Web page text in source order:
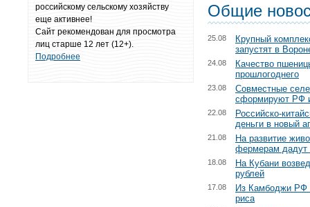
Общие
Крупный
запустят в
25.08
Качество
прошлогоднего
24.08
Совместные
сформируют РФ
23.08
Российско-
деньги в новый
22.08
На развитие
фермерам дадут
21.08
На Кубани
рублей
18.08
Из Камбоджи РФ
риса
17.08
российскому сельскому хозяйству
еще активнее!
Сайт рекомендован для просмотра
лиц старше 12 лет (12+).
Подробнее